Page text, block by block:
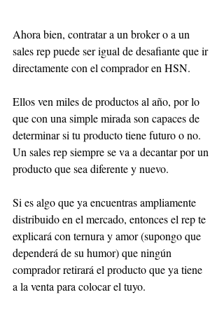
Ahora bien, contratar a un broker o a un
sales rep puede ser igual de desafiante que ir
directamente con el comprador en HSN.
Ellos ven miles de productos al año, por lo
que con una simple mirada son capaces de
determinar si tu producto tiene futuro o no.
Un sales rep siempre se va a decantar por un
producto que sea diferente y nuevo.
Si es algo que ya encuentras ampliamente
distribuido en el mercado, entonces el rep te
explicará con ternura y amor (supongo que
dependerá de su humor) que ningún
comprador retirará el producto que ya tiene
a la venta para colocar el tuyo.